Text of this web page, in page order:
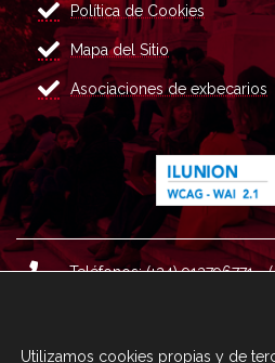
Política de Cookies
Mapa del Sitio
Asociaciones de exbecarios
Teléfonos: (+34) 913796771 -
Utilizamos cookies propias y de